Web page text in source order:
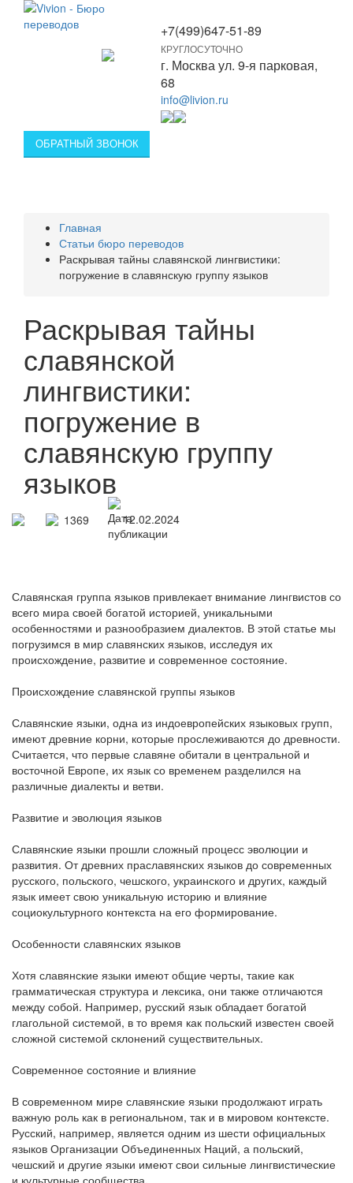
Toggle
navigation
+7(499)647-51-89
КРУГЛОСУТОЧНО
г. Москва ул. 9-я парковая,
68
info@livion.ru
ОБРАТНЫЙ ЗВОНОК
Главная
Статьи бюро переводов
Раскрывая тайны славянской лингвистики:
погружение в славянскую группу языков
Раскрывая тайны
славянской
лингвистики:
погружение в
славянскую группу
языков
1369 12.02.2024
Славянская группа языков привлекает внимание лингвистов со
всего мира своей богатой историей, уникальными
особенностями и разнообразием диалектов. В этой статье мы
погрузимся в мир славянских языков, исследуя их
происхождение, развитие и современное состояние.
Происхождение славянской группы языков
Славянские языки, одна из индоевропейских языковых групп,
имеют древние корни, которые прослеживаются до древности.
Считается, что первые славяне обитали в центральной и
восточной Европе, их язык со временем разделился на
различные диалекты и ветви.
Развитие и эволюция языков
Славянские языки прошли сложный процесс эволюции и
развития. От древних праславянских языков до современных
русского, польского, чешского, украинского и других, каждый
язык имеет свою уникальную историю и влияние
социокультурного контекста на его формирование.
Особенности славянских языков
Хотя славянские языки имеют общие черты, такие как
грамматическая структура и лексика, они также отличаются
между собой. Например, русский язык обладает богатой
глагольной системой, в то время как польский известен своей
сложной системой склонений существительных.
Современное состояние и влияние
В современном мире славянские языки продолжают играть
важную роль как в региональном, так и в мировом контексте.
Русский, например, является одним из шести официальных
языков Организации Объединенных Наций, а польский,
чешский и другие языки имеют свои сильные лингвистические